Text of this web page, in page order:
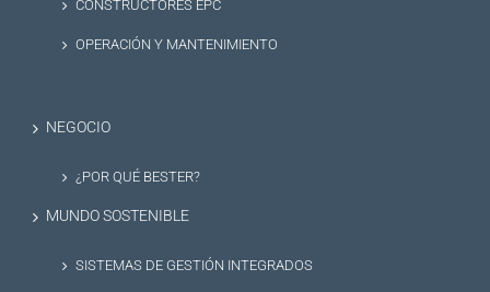
CONSTRUCTORES EPC
OPERACIÓN Y MANTENIMIENTO
NEGOCIO
¿POR QUÉ BESTER?
MUNDO SOSTENIBLE
SISTEMAS DE GESTIÓN INTEGRADOS